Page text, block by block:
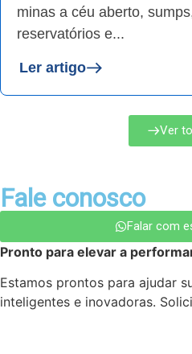
minas a céu aberto,
reservatórios e...
Ler artigo
Ver
Fale conosco
Falar com
Pronto para elevar a
Estamos prontos para ajudar
inteligentes e inovadoras.